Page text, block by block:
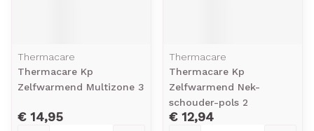
Thermacare
Thermacare Kp
Zelfwarmend Multizone 3
€ 14,95
Thermacare
Thermacare Kp
Zelfwarmend Nek-
schouder-pols 2
€ 12,94